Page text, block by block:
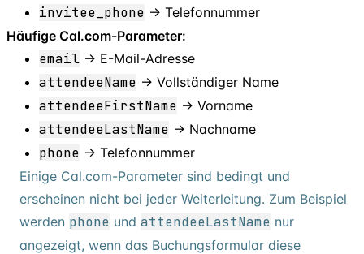
invitee phone → Telefonnummer
Häufige Cal.com-Parameter:
email → E-Mail-Adresse
attendeeName → Vollständiger Name
attendeeFirstName → Vorname
attendeeLastName → Nachname
phone → Telefonnummer
Einige Cal.com-Parameter sind bedingt und
erscheinen nicht bei jeder Weiterleitung. Zum Beispiel
werden phone und attendeeLastName nur
angezeigt, wenn das Buchungsformular diese